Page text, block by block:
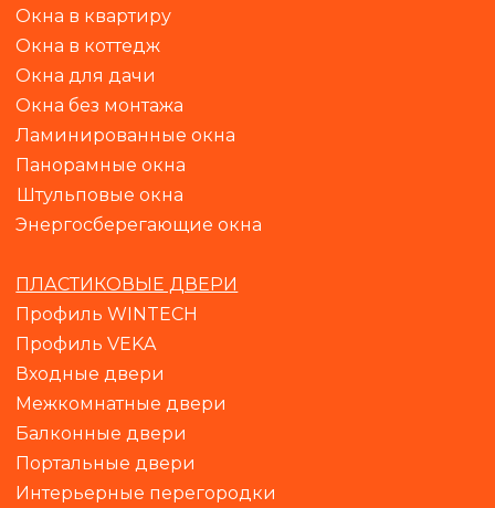
Окна в квартиру
Окна в коттедж
Окна для дачи
Окна без монтажа
Ламинированные окна
Панорамные окна
Штульповые окна
Энергосберегающие окна
ПЛАСТИКОВЫЕ ДВЕРИ
Профиль WINTECH
Профиль VEKA
Входные двери
Межкомнатные двери
Балконные двери
Портальные двери
Интерьерные перегородки